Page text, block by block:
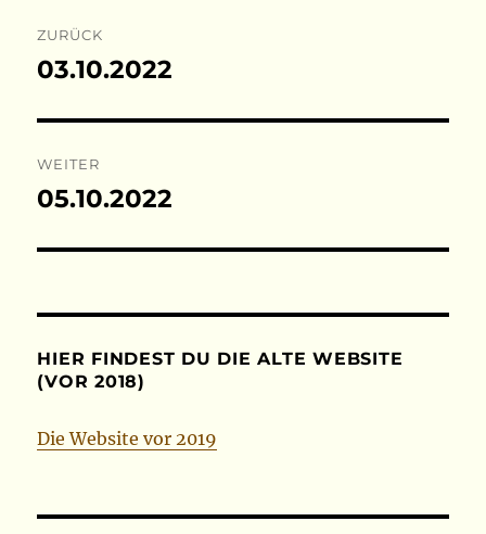
ZURÜCK
Vorheriger
03.10.2022
WEITER
Nächster
05.10.2022
HIER FINDEST DU DIE ALTE WEBSITE
(VOR 2018)
Die Website vor 2019